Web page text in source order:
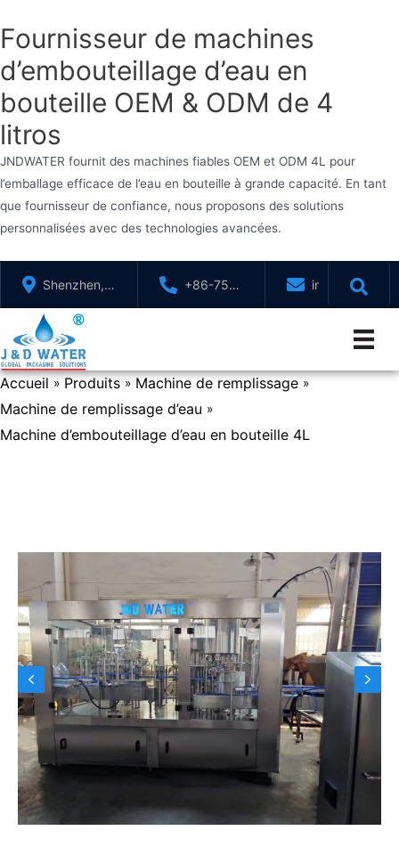
Fournisseur de machines
d’embouteillage d’eau en
bouteille OEM & ODM de 4
litros
JNDWATER fournit des machines fiables OEM et ODM 4L pour
l’emballage efficace de l’eau en bouteille à grande capacité. En tant
que fournisseur de confiance, nous proposons des solutions
personnalisées avec des technologies avancées.
contenu
Shenzhen,
GuangDong,
Chine
+86-755-
88321071
Accueil » Produits » Machine de remplissage »
Machine de remplissage d’eau »
Machine d’embouteillage d’eau en bouteille 4L